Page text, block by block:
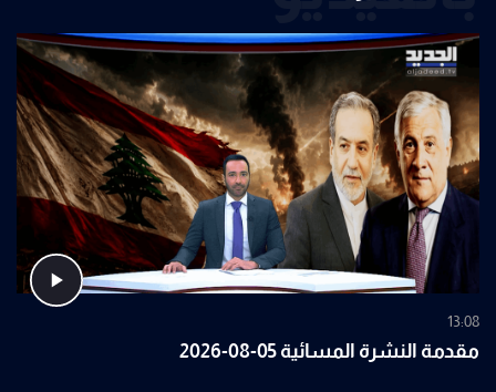
13:08
مقدمة النشرة المسائية 05-08-2026